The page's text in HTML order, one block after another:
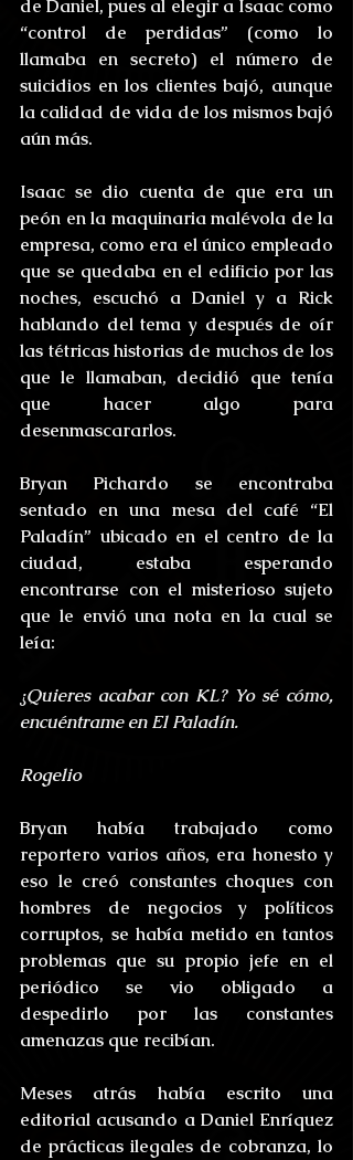
de Daniel, pues al elegir a Isaac como
“control de perdidas” (como lo
llamaba en secreto) el número de
suicidios en los clientes bajó, aunque
la calidad de vida de los mismos bajó
aún más.
Isaac se dio cuenta de que era un
peón en la maquinaria malévola de la
empresa, como era el único empleado
que se quedaba en el edificio por las
noches, escuchó a Daniel y a Rick
hablando del tema y después de oír
las tétricas historias de muchos de los
que le llamaban, decidió que tenía
que hacer algo para
desenmascararlos.
Bryan Pichardo se encontraba
sentado en una mesa del café “El
Paladín” ubicado en el centro de la
ciudad, estaba esperando
encontrarse con el misterioso sujeto
que le envió una nota en la cual se
leía:
¿Quieres acabar con KL? Yo sé cómo,
encuéntrame en El Paladín.
Rogelio
Bryan había trabajado como
reportero varios años, era honesto y
eso le creó constantes choques con
hombres de negocios y políticos
corruptos, se había metido en tantos
problemas que su propio jefe en el
periódico se vio obligado a
despedirlo por las constantes
amenazas que recibían.
Meses atrás había escrito una
editorial acusando a Daniel Enríquez
de prácticas ilegales de cobranza, lo